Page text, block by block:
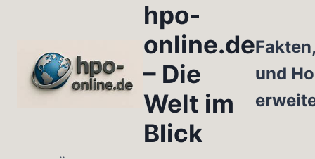
hpo-
online.de
– Die
Welt im
Blick
und